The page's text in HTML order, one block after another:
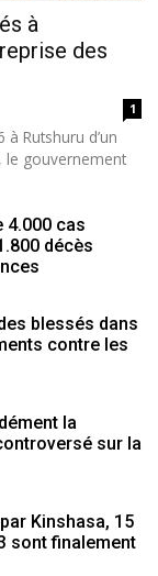
à
des
1
Rutshuru d’un
le gouvernement
4.000 cas
décès
blessés dans
contre les
la
sur la
Kinshasa, 15
sont finalement